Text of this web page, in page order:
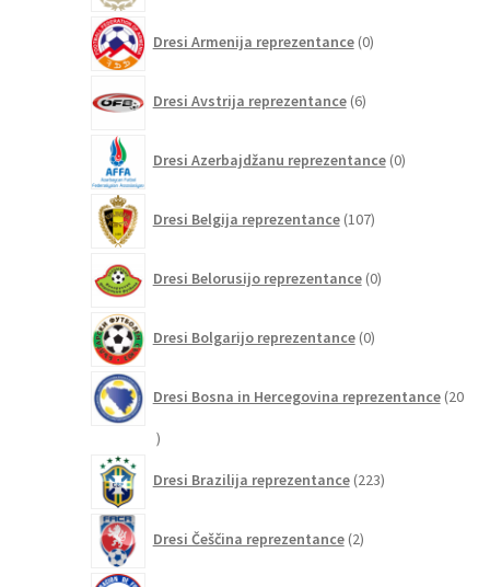
Dresi Armenija reprezentance 0izdelkov
Dresi Avstrija reprezentance 6izdelkov
Dresi Azerbajdžanu reprezentance 0izdelkov
Dresi Belgija reprezentance 107izdelkov
Dresi Belorusijo reprezentance 0izdelkov
Dresi Bolgarijo reprezentance 0izdelkov
Dresi Bosna in Hercegovina reprezentance 20
20
Dresi Brazilija reprezentance 223izdelkov
Dresi Češčina reprezentance 2izdelka